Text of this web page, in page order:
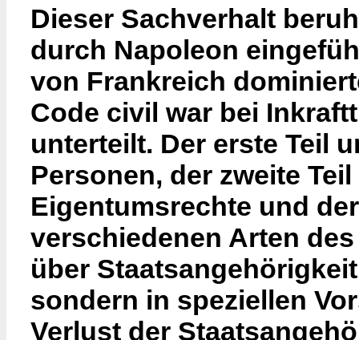
Dieser Sachverhalt
durch Napoleon
von Frankreich
Code civil war bei
unterteilt. Der erste Teil
Personen, der zweite
Eigentumsrechte und
verschiedenen Arten
über
sondern in speziellen
Verlust der